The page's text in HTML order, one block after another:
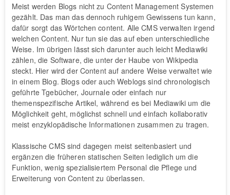
Meist werden Blogs nicht zu Content Management Systemen
gezählt. Das man das dennoch ruhigem Gewissens tun kann,
dafür sorgt das Wörtchen content. Alle CMS verwalten irgend
welchen Content. Nur tun sie das auf eben unterschiedliche
Weise. Im übrigen lässt sich darunter auch leicht Mediawiki
zählen, die Software, die unter der Haube von Wikipedia
steckt. Hier wird der Content auf andere Weise verwaltet wie
in einem Blog. Blogs oder auch Weblogs sind chronologisch
geführte Tgebücher, Journale oder einfach nur
themenspezifische Artikel, während es bei Mediawiki um die
Möglichkeit geht, möglichst schnell und einfach kollaborativ
meist enzyklopädische Informationen zusammen zu tragen.
Klassische CMS sind dagegen meist seitenbasiert und
ergänzen die früheren statischen Seiten lediglich um die
Funktion, wenig spezialisiertem Personal die Pflege und
Erweiterung von Content zu überlassen.